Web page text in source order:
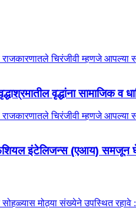
वृद्धांना सामाजिक व
इंटेलिजन्स (एआय)